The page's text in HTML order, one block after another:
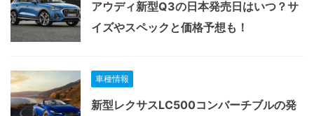
アウディ新型Q3の日本発売日はいつ？サ
イズやスペックと価格予想も！
車種情報
新型レクサスLC500コンバーチブルの発